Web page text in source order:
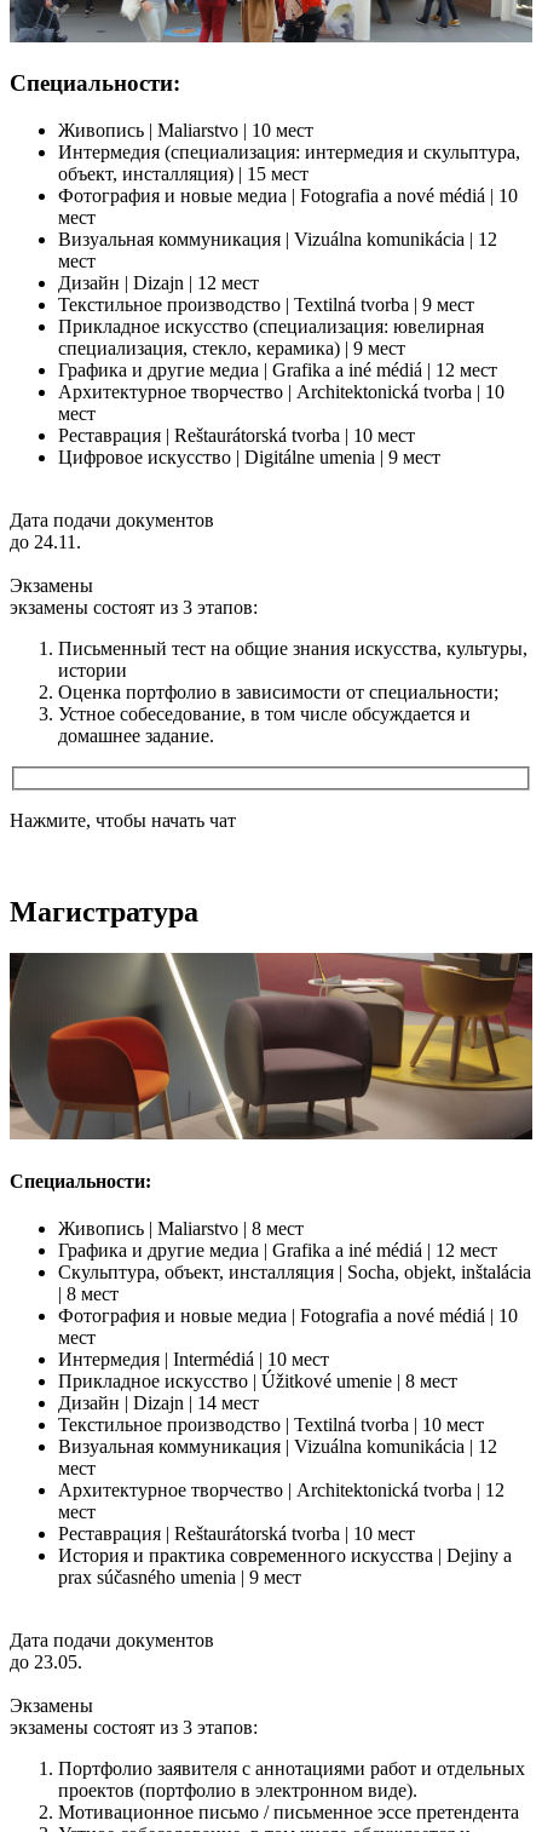
Специальности:
Живопись | Maliarstvo | 10 мест
Интермедия (специализация: интермедия и скульптура,
объект, инсталляция) | 15 мест
Фотография и новые медиа | Fotografia a nové médiá | 10
мест
Визуальная коммуникация | Vizuálna komunikácia | 12
мест
Дизайн | Dizajn | 12 мест
Текстильное производство | Textilná tvorba | 9 мест
Прикладное искусство (специализация: ювелирная
специализация, стекло, керамика) | 9 мест
Графика и другие медиа | Grafika a iné médiá | 12 мест
Архитектурное творчество | Architektonická tvorba | 10
мест
Реставрация | Reštaurátorská tvorba | 10 мест
Цифровое искусство | Digitálne umenia | 9 мест
Дата подачи документов
до 24.11.
Экзамены
экзамены состоят из 3 этапов:
Письменный тест на общие знания искусства, культуры,
истории
Оценка портфолио в зависимости от специальности;
Устное собеседование, в том числе обсуждается и
домашнее задание.
Нажмите, чтобы начать чат
Магистратура
Специальности:
Живопись | Maliarstvo | 8 мест
Графика и другие медиа | Grafika a iné médiá | 12 мест
Скульптура, объект, инсталляция | Socha, objekt, inštalácia
| 8 мест
Фотография и новые медиа | Fotografia a nové médiá | 10
мест
Интермедия | Intermédiá | 10 мест
Прикладное искусство | Úžitkové umenie | 8 мест
Дизайн | Dizajn | 14 мест
Текстильное производство | Textilná tvorba | 10 мест
Визуальная коммуникация | Vizuálna komunikácia | 12
мест
Архитектурное творчество | Architektonická tvorba | 12
мест
Реставрация | Reštaurátorská tvorba | 10 мест
История и практика современного искусства | Dejiny a
prax súčasného umenia | 9 мест
Дата подачи документов
до 23.05.
Экзамены
экзамены состоят из 3 этапов:
Портфолио заявителя с аннотациями работ и отдельных
проектов (портфолио в электронном виде).
Мотивационное письмо / письменное эссе претендента